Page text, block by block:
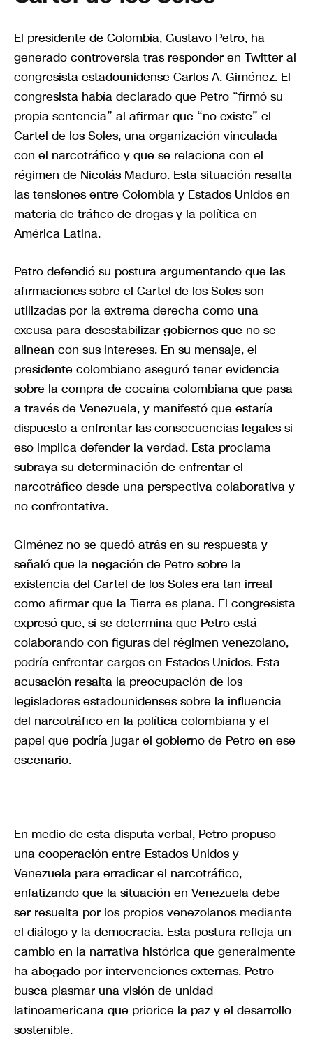
El presidente de Colombia, Gustavo Petro, ha
generado controversia tras responder en Twitter al
congresista estadounidense Carlos A. Giménez. El
congresista había declarado que Petro “firmó su
propia sentencia” al afirmar que “no existe” el
Cartel de los Soles, una organización vinculada
con el narcotráfico y que se relaciona con el
régimen de Nicolás Maduro. Esta situación resalta
las tensiones entre Colombia y Estados Unidos en
materia de tráfico de drogas y la política en
América Latina.
Petro defendió su postura argumentando que las
afirmaciones sobre el Cartel de los Soles son
utilizadas por la extrema derecha como una
excusa para desestabilizar gobiernos que no se
alinean con sus intereses. En su mensaje, el
presidente colombiano aseguró tener evidencia
sobre la compra de cocaína colombiana que pasa
a través de Venezuela, y manifestó que estaría
dispuesto a enfrentar las consecuencias legales si
eso implica defender la verdad. Esta proclama
subraya su determinación de enfrentar el
narcotráfico desde una perspectiva colaborativa y
no confrontativa.
Giménez no se quedó atrás en su respuesta y
señaló que la negación de Petro sobre la
existencia del Cartel de los Soles era tan irreal
como afirmar que la Tierra es plana. El congresista
expresó que, si se determina que Petro está
colaborando con figuras del régimen venezolano,
podría enfrentar cargos en Estados Unidos. Esta
acusación resalta la preocupación de los
legisladores estadounidenses sobre la influencia
del narcotráfico en la política colombiana y el
papel que podría jugar el gobierno de Petro en ese
escenario.
En medio de esta disputa verbal, Petro propuso
una cooperación entre Estados Unidos y
Venezuela para erradicar el narcotráfico,
enfatizando que la situación en Venezuela debe
ser resuelta por los propios venezolanos mediante
el diálogo y la democracia. Esta postura refleja un
cambio en la narrativa histórica que generalmente
ha abogado por intervenciones externas. Petro
busca plasmar una visión de unidad
latinoamericana que priorice la paz y el desarrollo
sostenible.